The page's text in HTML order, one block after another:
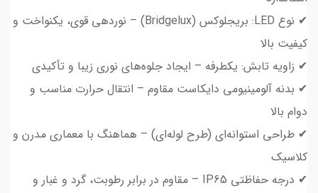
✔ نوع LED: بریجلوکس (Bridgelux) – نوردهی قوی، یکنواخت و
کیفیت بالا
✔ زاویه تابش: یکطرفه – ایجاد جلوه‌های نوری زیبا و تأکیدی
✔ بدنه آلومینیومی دایکاست مقاوم – انتقال حرارت مناسب و
دوام بالا
✔ طراحی استوانه‌ای (طرح لوله‌ای) – هماهنگ با معماری مدرن و
کلاسیک
✔ درجه حفاظتی IP65 – مقاوم در برابر رطوبت، گرد و غبار و